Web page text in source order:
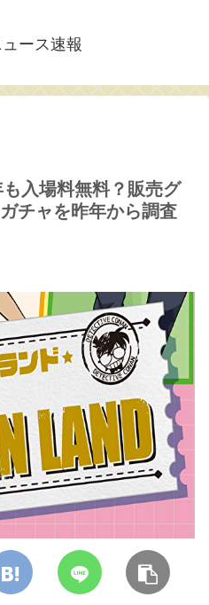
ース速報
入場料無料？販売グ
チャを昨年から調査